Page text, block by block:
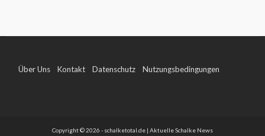
Über Uns Kontakt Datenschutz Nutzungsbedingungen
Copyright © 2026 - schalketotal.de | Aktuelle Schalke News